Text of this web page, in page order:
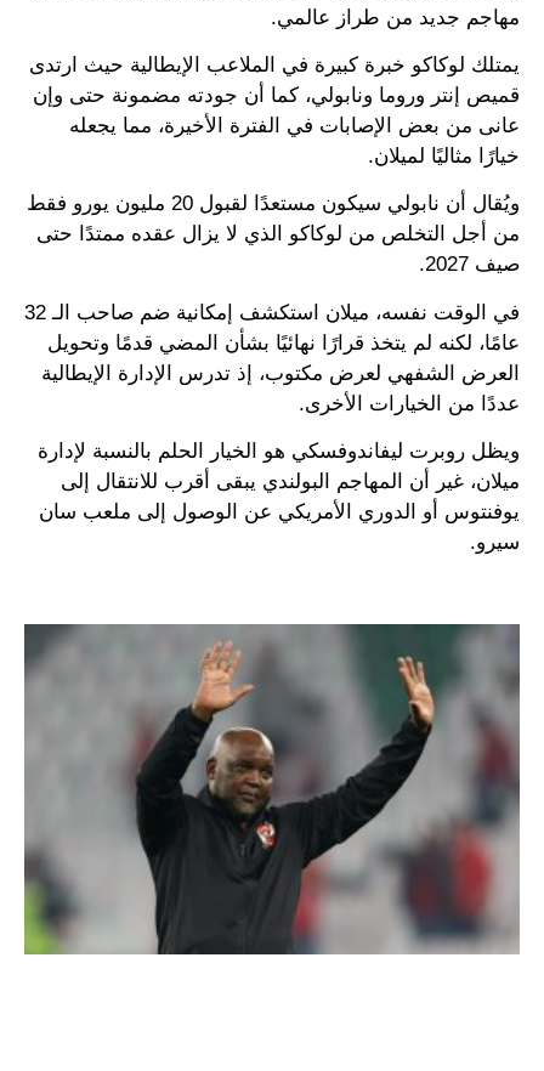
مهاجم جديد من طراز عالمي.
يمتلك لوكاكو خبرة كبيرة في الملاعب الإيطالية حيث ارتدى
قميص إنتر وروما ونابولي، كما أن جودته مضمونة حتى وإن
عانى من بعض الإصابات في الفترة الأخيرة، مما يجعله
خيارًا مثاليًا لميلان.
ويُقال أن نابولي سيكون مستعدًا لقبول 20 مليون يورو فقط
من أجل التخلص من لوكاكو الذي لا يزال عقده ممتدًا حتى
صيف 2027.
في الوقت نفسه، ميلان استكشف إمكانية ضم صاحب الـ 32
عامًا، لكنه لم يتخذ قرارًا نهائيًا بشأن المضي قدمًا وتحويل
العرض الشفهي لعرض مكتوب، إذ تدرس الإدارة الإيطالية
عددًا من الخيارات الأخرى.
ويظل روبرت ليفاندوفسكي هو الخيار الحلم بالنسبة لإدارة
ميلان، غير أن المهاجم البولندي يبقى أقرب للانتقال إلى
يوفنتوس أو الدوري الأمريكي عن الوصول إلى ملعب سان
سيرو.